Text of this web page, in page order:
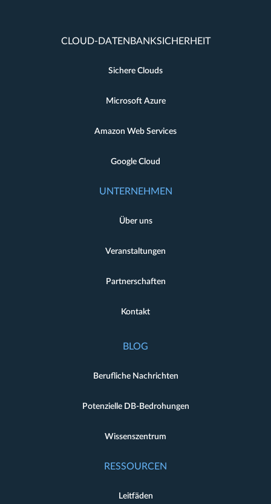
CLOUD-DATENBANKSICHERHEIT
Sichere Clouds
Microsoft Azure
Amazon Web Services
Google Cloud
UNTERNEHMEN
Über uns
Veranstaltungen
Partnerschaften
Kontakt
BLOG
Berufliche Nachrichten
Potenzielle DB-Bedrohungen
Wissenszentrum
RESSOURCEN
Leitfäden